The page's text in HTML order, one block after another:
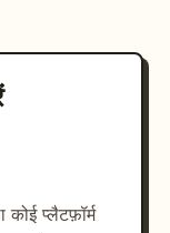
प्लैटफ़ॉर्म